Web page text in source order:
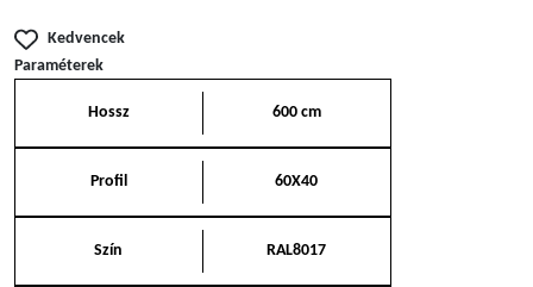
Kedvencek
Paraméterek
Hossz 600 cm
Profil 60X40
Szín RAL8017